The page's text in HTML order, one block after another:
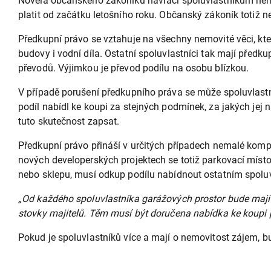
platit od začátku letošního roku. Občanský zákoník totiž
Předkupní právo se vztahuje na všechny nemovité věci,
budovy i vodní díla. Ostatní spoluvlastníci tak mají
převodů. Výjimkou je převod podílu na osobu blízkou.
V případě porušení předkupního práva se může
podíl nabídl ke koupi za stejných podmínek, za jakých
tuto skutečnost zapsat.
Předkupní právo přináší v určitých případech nemalé
nových developerských projektech se totiž parkovací
nebo sklepu, musí odkup podílu nabídnout ostatním
„Od každého spoluvlastníka garážových prostor bude
stovky majitelů. Těm musí být doručena nabídka ke koupi
Pokud je spoluvlastníků více a mají o nemovitost zájem,